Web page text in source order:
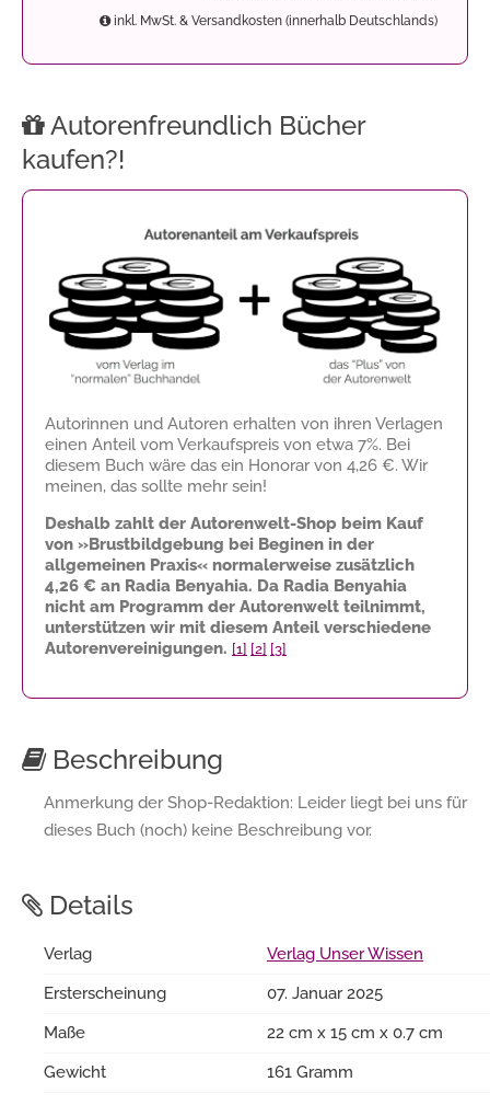
inkl. MwSt. & Versandkosten (innerhalb Deutschlands)
Autorenfreundlich Bücher
kaufen?!
Autorinnen und Autoren erhalten von ihren Verlagen
einen Anteil vom Verkaufspreis von etwa 7%. Bei
diesem Buch wäre das ein Honorar von 4,26 €. Wir
meinen, das sollte mehr sein!
Deshalb zahlt der Autorenwelt-Shop beim Kauf
von »Brustbildgebung bei Beginen in der
allgemeinen Praxis« normalerweise zusätzlich
4,26 € an Radia Benyahia. Da Radia Benyahia
nicht am Programm der Autorenwelt teilnimmt,
unterstützen wir mit diesem Anteil verschiedene
Autorenvereinigungen. [1] [2] [3]
Beschreibung
Anmerkung der Shop-Redaktion: Leider liegt bei uns für
dieses Buch (noch) keine Beschreibung vor.
Details
Verlag
Verlag Unser Wissen
Ersterscheinung
07. Januar 2025
Maße
22 cm x 15 cm x 0.7 cm
Gewicht
161 Gramm